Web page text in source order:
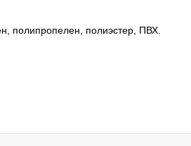
полипропелен, полиэстер, ПВХ.